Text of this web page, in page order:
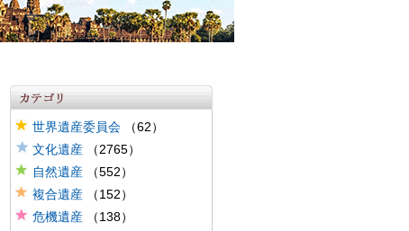
世界遺産委員会（62）
文化遺産（2765）
自然遺産（552）
複合遺産（152）
危機遺産（138）